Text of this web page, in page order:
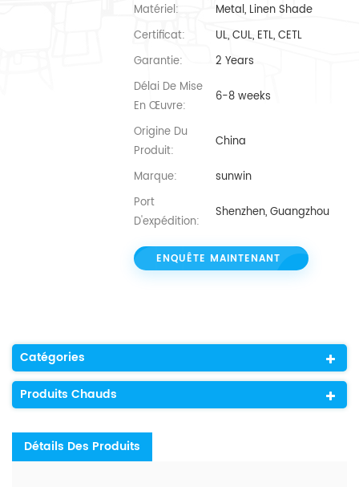
Matériel:
Metal, Linen Shade
Certificat:
UL, CUL, ETL, CETL
Garantie:
2 Years
Délai De Mise
En Œuvre:
6-8 weeks
Origine Du
Produit:
China
Marque:
sunwin
Port
D'expédition:
Shenzhen, Guangzhou
ENQUÊTE MAINTENANT
Catégories
Produits Chauds
Détails Des Produits